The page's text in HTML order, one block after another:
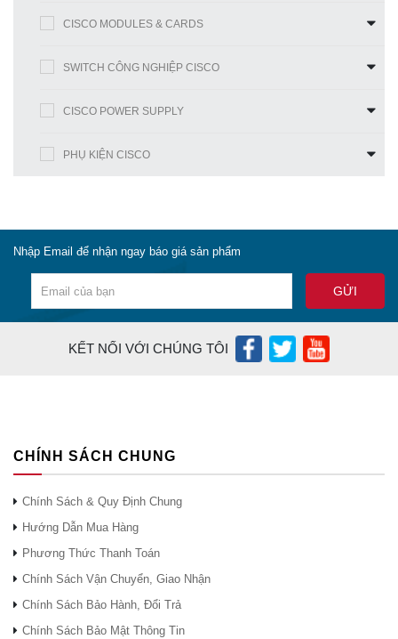
CISCO MODULES & CARDS
SWITCH CÔNG NGHIỆP CISCO
CISCO POWER SUPPLY
PHỤ KIỆN CISCO
Nhập Email để nhận ngay báo giá sản phẩm
KẾT NỐI VỚI CHÚNG TÔI
CHÍNH SÁCH CHUNG
Chính Sách & Quy Định Chung
Hướng Dẫn Mua Hàng
Phương Thức Thanh Toán
Chính Sách Vận Chuyển, Giao Nhận
Chính Sách Bảo Hành, Đổi Trả
Chính Sách Bảo Mật Thông Tin